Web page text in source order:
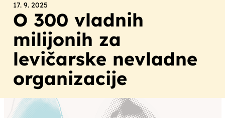
17. 9. 2025
O 300 vladnih
milijonih za
levičarske nevladne
organizacije